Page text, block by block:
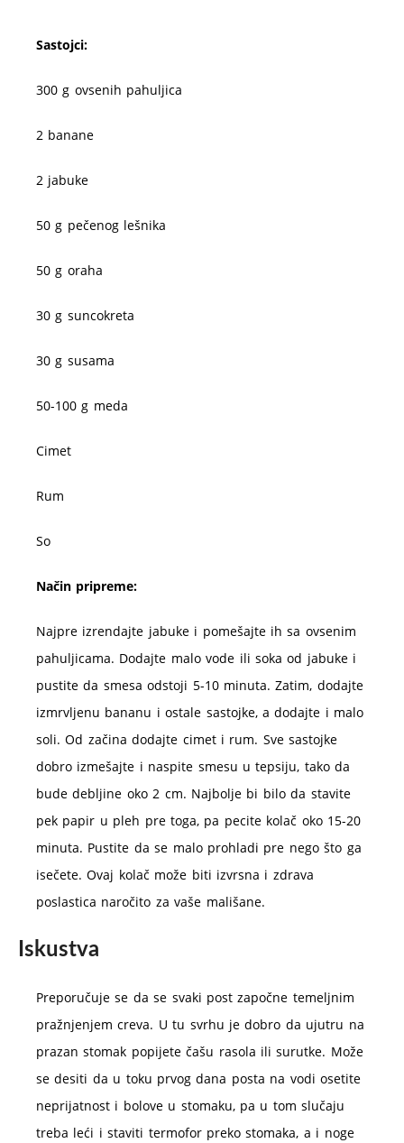
Sastojci:
300 g ovsenih pahuljica
2 banane
2 jabuke
50 g pečenog lešnika
50 g oraha
30 g suncokreta
30 g susama
50-100 g meda
Cimet
Rum
So
Način pripreme:
Najpre izrendajte jabuke i pomešajte ih sa ovsenim
pahuljicama. Dodajte malo vode ili soka od jabuke i
pustite da smesa odstoji 5-10 minuta. Zatim, dodajte
izmrvljenu bananu i ostale sastojke, a dodajte i malo
soli. Od začina dodajte cimet i rum. Sve sastojke
dobro izmešajte i naspite smesu u tepsiju, tako da
bude debljine oko 2 cm. Najbolje bi bilo da stavite
pek papir u pleh pre toga, pa pecite kolač oko 15-20
minuta. Pustite da se malo prohladi pre nego što ga
isečete. Ovaj kolač može biti izvrsna i zdrava
poslastica naročito za vaše mališane.
Iskustva
Preporučuje se da se svaki post započne temeljnim
pražnjenjem creva. U tu svrhu je dobro da ujutru na
prazan stomak popijete čašu rasola ili surutke. Može
se desiti da u toku prvog dana posta na vodi osetite
neprijatnost i bolove u stomaku, pa u tom slučaju
treba leći i staviti termofor preko stomaka, a i noge